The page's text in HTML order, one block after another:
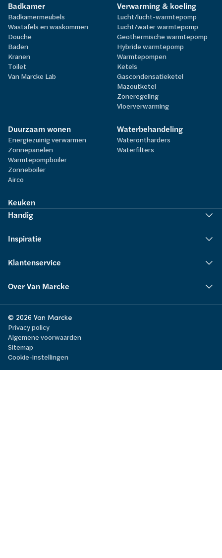
Badkamer
Badkamermeubels
Wastafels en waskommen
Douche
Baden
Kranen
Toilet
Van Marcke Lab
Verwarming & koeling
Lucht/lucht-warmtepomp
Lucht/water warmtepomp
Geothermische warmtepomp
Hybride warmtepomp
Warmtepompen
Ketels
Gascondensatieketel
Mazoutketel
Zoneregeling
Vloerverwarming
Duurzaam wonen
Energiezuinig verwarmen
Zonnepanelen
Warmtepompboiler
Zonneboiler
Airco
Waterbehandeling
Waterontharders
Waterfilters
Keuken
Handig
Inspiratie
Klantenservice
Over Van Marcke
© 2026 Van Marcke
Privacy policy
Algemene voorwaarden
Sitemap
Cookie-instellingen